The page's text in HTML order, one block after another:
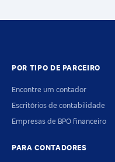
POR TIPO DE PARCEIRO
Encontre um contador
Escritórios de contabilidade
Empresas de BPO financeiro
PARA CONTADORES